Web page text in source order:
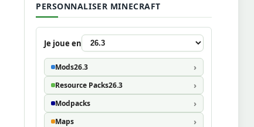
PERSONNALISER MINECRAFT
Je joue en
Mods26.3
Resource Packs26.3
Modpacks
Maps